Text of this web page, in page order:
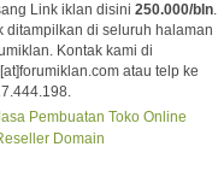
Link iklan disini 250.000/bln.
ditampilkan di seluruh halaman
Kontak kami di
atau telp ke
Pembuatan Toko Online
Domain